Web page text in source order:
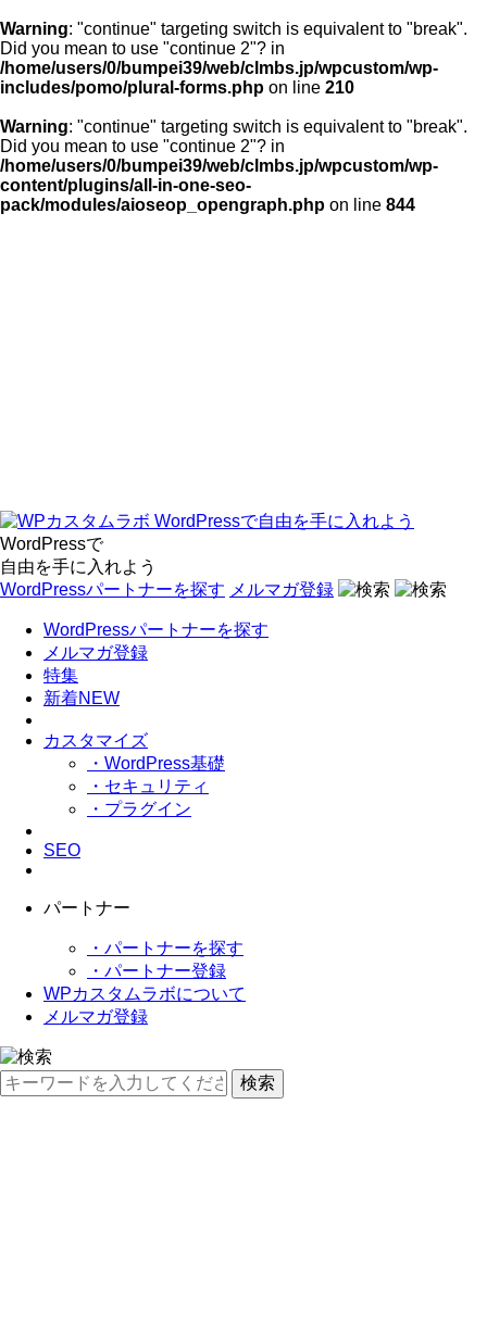
Warning: "continue" targeting switch is equivalent to "break".
Did you mean to use "continue 2"? in
/home/users/0/bumpei39/web/clmbs.jp/wpcustom/wp-
includes/pomo/plural-forms.php on line 210
Warning: "continue" targeting switch is equivalent to "break".
Did you mean to use "continue 2"? in
/home/users/0/bumpei39/web/clmbs.jp/wpcustom/wp-
content/plugins/all-in-one-seo-
pack/modules/aioseop_opengraph.php on line 844
WordPressで
自由を手に入れよう
WordPressパートナーを探す メルマガ登録
WordPressパートナーを探す
メルマガ登録
特集
新着NEW
カスタマイズ
・WordPress基礎
・セキュリティ
・プラグイン
SEO
パートナー
・パートナーを探す
・パートナー登録
WPカスタムラボについて
メルマガ登録